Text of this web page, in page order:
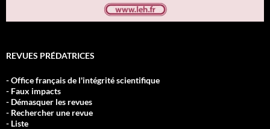
REVUES PRÉDATRICES
- Office français de l'intégrité scientifique
- Faux impacts
- Démasquer les revues
- Rechercher une revue
- Liste